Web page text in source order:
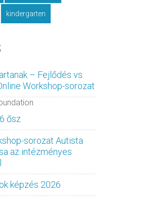
kindergarten
– Fejlődés vs.
Workshop-sorozat
ősz
sorozat Autista
az intézményes
képzés 2026